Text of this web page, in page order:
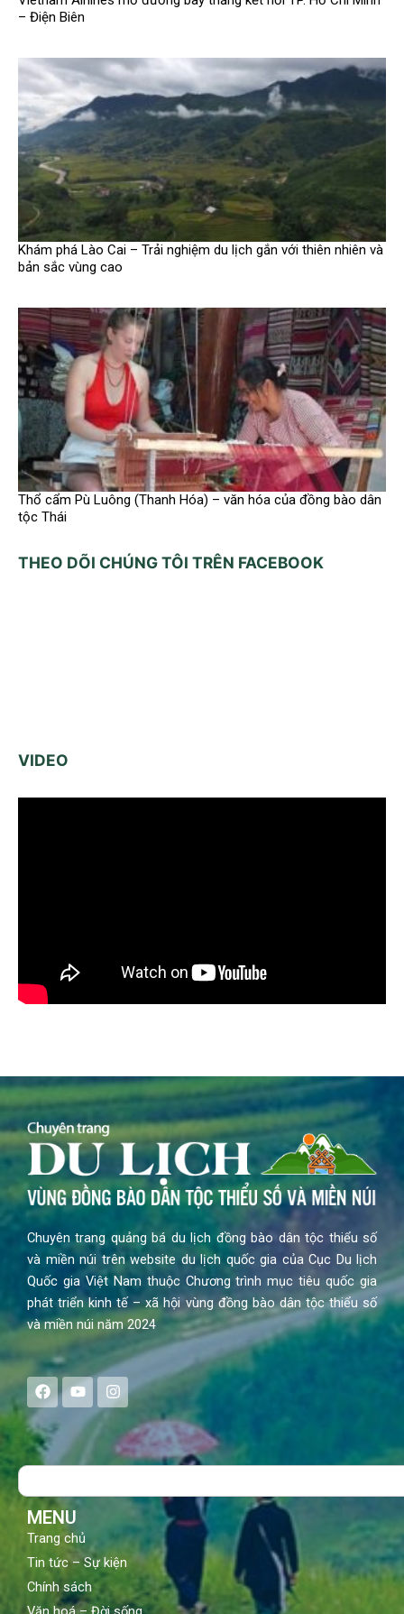
– Điện Biên
Khám phá Lào Cai – Trải nghiệm du lịch gắn với thiên nhiên và
bản sắc vùng cao
Thổ cẩm Pù Luông (Thanh Hóa) – văn hóa của đồng bào dân
tộc Thái
THEO DÕI CHÚNG TÔI TRÊN FACEBOOK
VIDEO
Chuyên trang quảng bá du lịch đồng bào dân tộc thiểu số
và miền núi trên website du lịch quốc gia của Cục Du lịch
Quốc gia Việt Nam thuộc Chương trình mục tiêu quốc gia
phát triển kinh tế – xã hội vùng đồng bào dân tộc thiểu số
và miền núi năm 2024
F
a
c
e
b
o
Y
o
u
t
u
b
I
n
s
a
g
Search
MENU
Trang chủ
Tin tức – Sự kiện
Chính sách